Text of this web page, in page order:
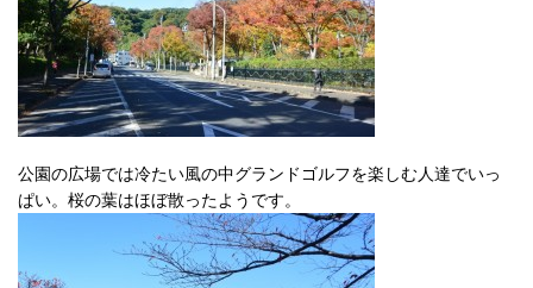
公園の広場では冷たい風の中グランドゴルフを楽しむ人達でいっ
ぱい。桜の葉はほぼ散ったようです。